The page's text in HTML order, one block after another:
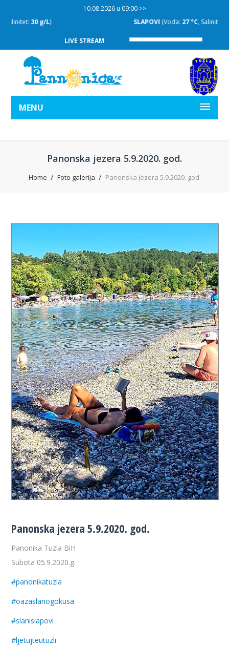
10.08.2026 u 09:00 >>
, Salinitet:30 g/L)
LIVE STREAM
MENU
Panonska jezera 5.9.2020. god.
Home Foto galerija Panonska jezera 5.9.2020. god.
Panonska jezera 5.9.2020. god.
Panonika Tuzla BiH
Subota 05.9.2020.g.
#panonikatuzla
#oazaslanogokusa
#slanislapovi
#ljetujteutuzli